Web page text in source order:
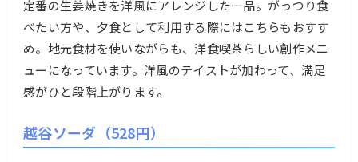
定番の生姜焼きを洋風にアレンジした一品。がっつり食
べたい方や、夕食として利用する際にはこちらもおすす
め。地元食材を使いながらも、洋食喫茶らしい創作メニ
ューになっています。洋風のテイストが加わって、満足
感がひと段階上がります。
越谷ソーダ（528円）